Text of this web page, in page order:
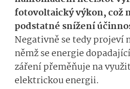
fotovoltaický výkon, což
podstatné snížení
Negativně se tedy projeví
němž se energie
záření přeměňuje na
elektrickou energii.